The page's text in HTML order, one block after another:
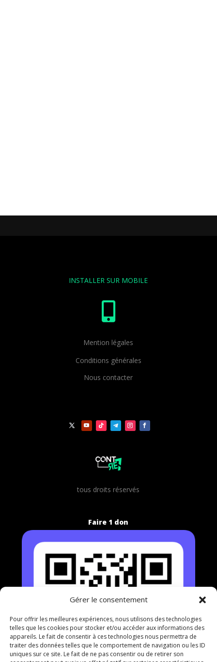
Gérer le consentement
Pour offrir les meilleures expériences, nous utilisons des technologies
telles que les cookies pour stocker et/ou accéder aux informations des
appareils. Le fait de consentir à ces technologies nous permettra de
traiter des données telles que le comportement de navigation ou les ID
uniques sur ce site. Le fait de ne pas consentir ou de retirer son
INSTALLER SUR MOBILE

Mention légales
Conditions générales
Nous contacter
tous droits réservés
Faire 1 don